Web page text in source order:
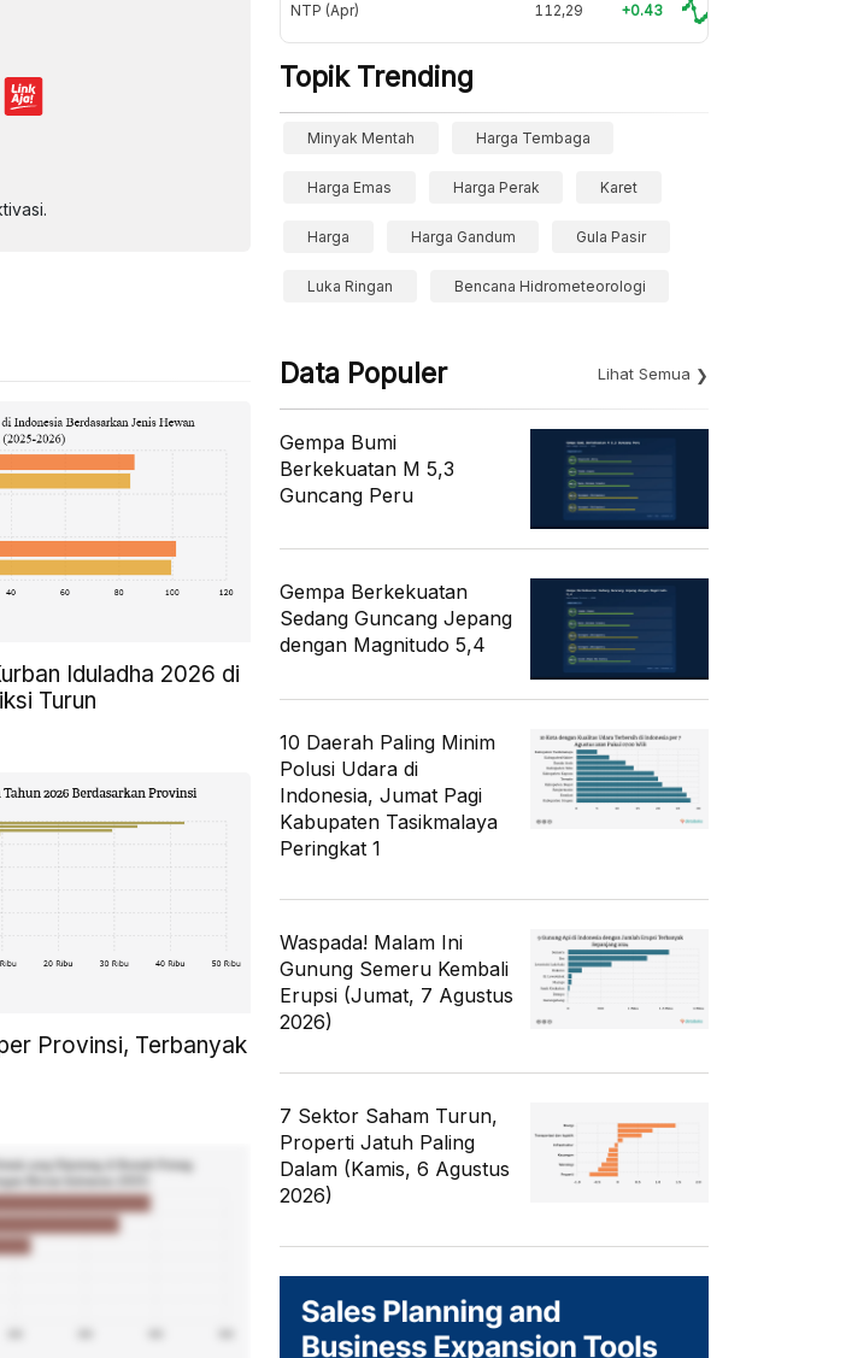
Iduladha 2026 di
Turun
Provinsi, Terbanyak
NTP (Apr) 112,29 +0.43
Topik Trending
Minyak Mentah Harga Tembaga
Harga Emas Harga Perak Karet
Harga Harga Gandum Gula Pasir
Luka Ringan Bencana Hidrometeorologi
Data Populer Lihat Semua
Gempa Bumi
Berkekuatan M 5,3
Guncang Peru
Gempa Berkekuatan
Sedang Guncang Jepang
dengan Magnitudo 5,4
10 Daerah Paling Minim
Polusi Udara di
Indonesia, Jumat Pagi
Kabupaten Tasikmalaya
Peringkat 1
Waspada! Malam Ini
Gunung Semeru Kembali
Erupsi (Jumat, 7 Agustus
2026)
7 Sektor Saham Turun,
Properti Jatuh Paling
Dalam (Kamis, 6 Agustus
2026)